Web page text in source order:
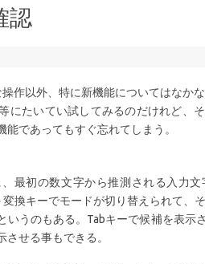
認
作以外、特に新機能についてはなか
にたいてい試してみるのだけれど、
であってもすぐ忘れてしまう。
最初の数文字から推測される入力
換キーでモードが切り替えられて、そ
いうのもある。Tabキーで候補を表示
せる事もできる。